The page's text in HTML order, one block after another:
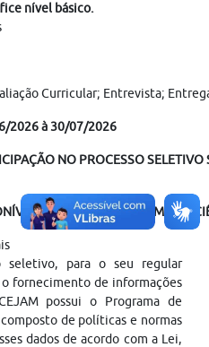
nível básico.
Curricular; Entrevista;
2026 à 30/07/2026
NO PROCESSO SELETIVO
PARA PESSOAS COM
seletivo, para o seu regular
fornecimento de informações
possui o Programa de
de políticas e normas
dados de acordo com a Lei,